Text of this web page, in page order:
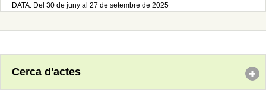
DATA: Del 30 de juny al 27 de setembre de 2025
Cerca d'actes